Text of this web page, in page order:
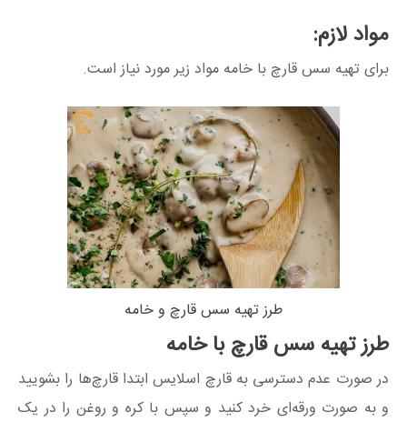
مواد لازم:
برای تهیه سس قارچ با خامه مواد زیر مورد نیاز است.
طرز تهیه سس قارچ و خامه
طرز تهیه سس قارچ با خامه
در صورت عدم دسترسی به قارچ اسلایس ابتدا قارچ‌ها را بشویید
و به صورت ورقه‌ای خرد کنید و سپس با کره و روغن را در یک